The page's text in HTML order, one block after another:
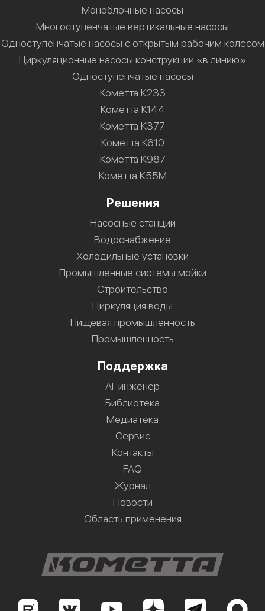
Моноблочные насосы
Многоступенчатые вертикальные насосы
Одноступенчатые насосы с открытым рабочим колесом
Циркуляционные насосы конструкции «в линию»
Одноступенчатые насосы
Кометта К233
Кометта К144
Кометта К377
Кометта К610
Кометта К987
Кометта К55М
Решения
Насосные станции
Водоснабжение
Холодильные установки
Промышленные системы мойки
Строительство
Циркуляция воды
Пищевая промышленность
Промышленность
Поддержка
AI-инженер
Библиотека
Медиатека
Сервис
Контакты
FAQ
Журнал
Новости
Область применения